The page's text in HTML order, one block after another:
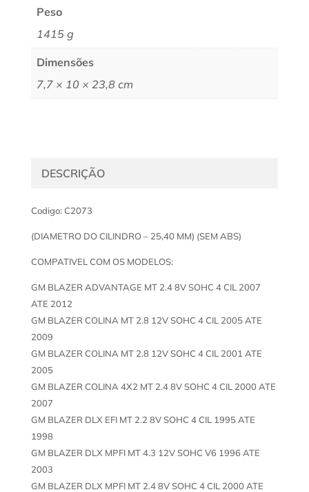
Peso
1415 g
Dimensões
7,7 × 10 × 23,8 cm
DESCRIÇÃO
Codigo: C2073
(DIAMETRO DO CILINDRO – 25,40 MM) (SEM ABS)
COMPATIVEL COM OS MODELOS:
GM BLAZER ADVANTAGE MT 2.4 8V SOHC 4 CIL 2007
ATE 2012
GM BLAZER COLINA MT 2.8 12V SOHC 4 CIL 2005 ATE
2009
GM BLAZER COLINA MT 2.8 12V SOHC 4 CIL 2001 ATE
2005
GM BLAZER COLINA 4X2 MT 2.4 8V SOHC 4 CIL 2000 ATE
2007
GM BLAZER DLX EFI MT 2.2 8V SOHC 4 CIL 1995 ATE
1998
GM BLAZER DLX MPFI MT 4.3 12V SOHC V6 1996 ATE
2003
GM BLAZER DLX MPFI MT 2.4 8V SOHC 4 CIL 2000 ATE